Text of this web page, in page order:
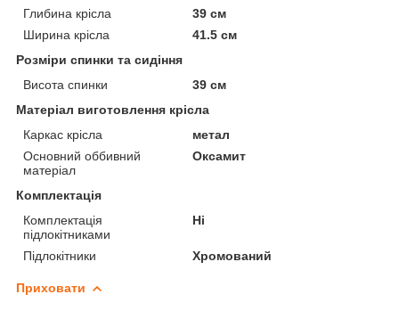
Глибина крісла
39 см
Ширина крісла
41.5 см
Розміри спинки та сидіння
Висота спинки
39 см
Матеріал виготовлення крісла
Каркас крісла
метал
Основний оббивний
матеріал
Оксамит
Комплектація
Комплектація
підлокітниками
Ні
Підлокітники Хромований
Приховати